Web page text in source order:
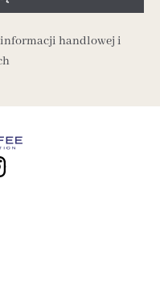
informacji handlowej i